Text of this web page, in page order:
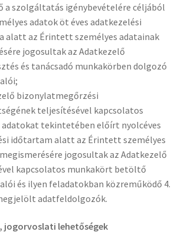
a szolgáltatás igénybevételére céljából
adatok öt éves adatkezelési
alatt az Érintett személyes adatainak
jogosultak az Adatkezelő
és tanácsadó munkakörben dolgozó
bizonylatmegőrzési
teljesítésével kapcsolatos
adatokat tekintetében előírt nyolcéves
időtartam alatt az Érintett személyes
jogosultak az Adatkezelő
kapcsolatos munkakört betöltő
és ilyen feladatokban közreműködő 4.
adatfeldolgozók.
jogorvoslati lehetőségek